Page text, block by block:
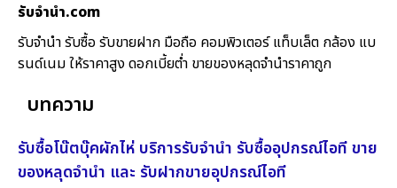
รับจํานํา.com
รับจำนำ รับซื้อ รับขายฝาก มือถือ คอมพิวเตอร์ แท็บเล็ต กล้อง แบ
รนด์เนม ให้ราคาสูง ดอกเบี้ยต่ำ ขายของหลุดจำนำราคาถูก
บทความ
รับซื้อโน๊ตบุ๊คผักไห่ บริการรับจำนำ รับซื้ออุปกรณ์ไอที ขาย
ของหลุดจำนำ และ รับฝากขายอุปกรณ์ไอที